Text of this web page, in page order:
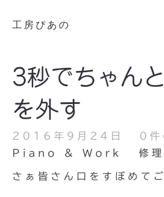
工房ぴあの
3秒でちゃん
を外す
2016年9月24日
0件
Piano & Work
修理
さぁ皆さん口をすぼめて